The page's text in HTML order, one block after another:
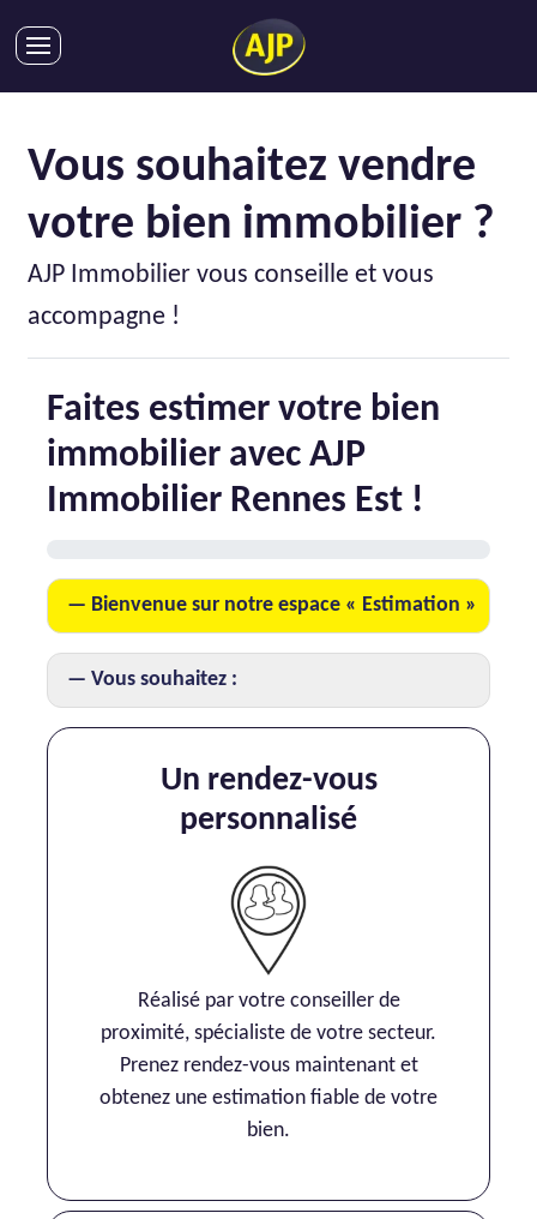
VENTES
LOCATIONS
GESTION LOCATIVE
SYNDIC
ENTREPRISES
DEVENIR FRANCHISÉ
Service Qualité Clients
Vous souhaitez vendre
votre bien immobilier ?
AJP Immobilier vous conseille et vous
accompagne !
Faites estimer votre bien
immobilier avec AJP
Immobilier Rennes Est !
Bienvenue sur notre espace « Estimation »
Vous souhaitez :
Un rendez-vous
personnalisé
Réalisé par votre conseiller de
proximité, spécialiste de votre secteur.
Prenez rendez-vous maintenant et
obtenez une estimation fiable de votre
bien.